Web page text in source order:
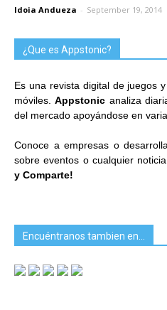
Idoia Andueza - September 19, 2014
¿Que es Appstonic?
Es una revista digital de juegos
móviles.Appstonic analiza
del mercado apoyándose en
Conoce a empresas o
sobre eventos o cualquier
y Comparte!
Encuéntranos tambien en…